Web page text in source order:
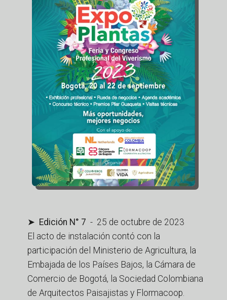
➤ Edición N° 7 - 25 de octubre de 2023
El acto de instalación contó con la
participación del Ministerio de Agricultura, la
Embajada de los Países Bajos, la Cámara de
Comercio de Bogotá, la Sociedad Colombiana
de Arquitectos Paisajistas y Flormacoop.